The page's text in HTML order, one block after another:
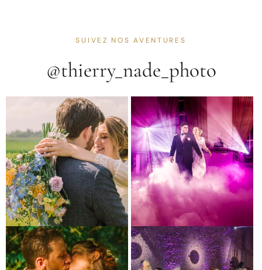
SUIVEZ NOS AVENTURES
@thierry_nade_photo